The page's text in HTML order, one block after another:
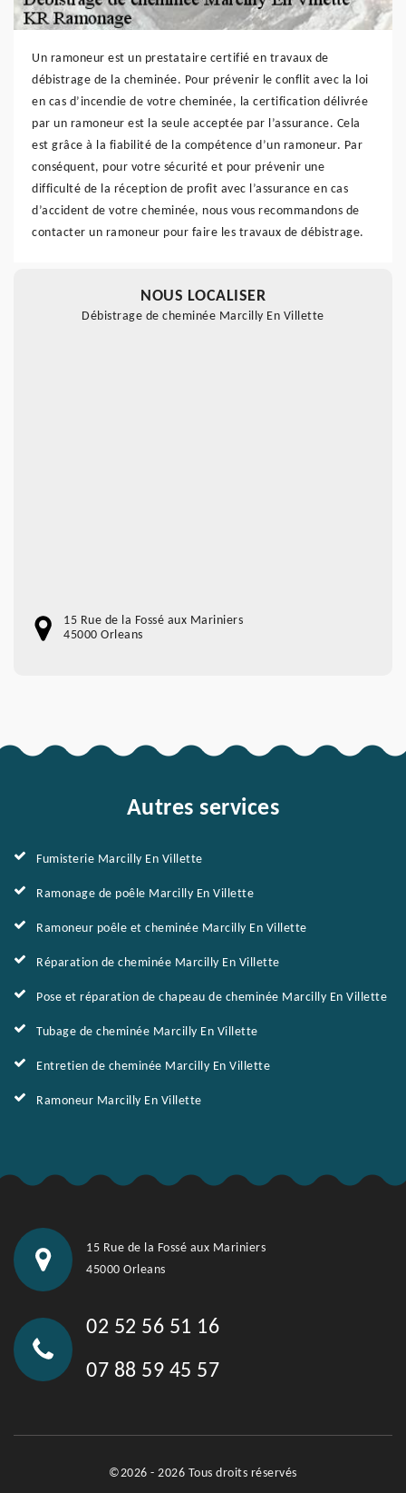
Un ramoneur est un prestataire certifié en travaux de
débistrage de la cheminée. Pour prévenir le conflit avec la loi
en cas d’incendie de votre cheminée, la certification délivrée
par un ramoneur est la seule acceptée par l’assurance. Cela
est grâce à la fiabilité de la compétence d’un ramoneur. Par
conséquent, pour votre sécurité et pour prévenir une
difficulté de la réception de profit avec l’assurance en cas
d’accident de votre cheminée, nous vous recommandons de
contacter un ramoneur pour faire les travaux de débistrage.
NOUS LOCALISER
Débistrage de cheminée Marcilly En Villette
15 Rue de la Fossé aux Mariniers
45000 Orleans
Autres services
Fumisterie Marcilly En Villette
Ramonage de poêle Marcilly En Villette
Ramoneur poêle et cheminée Marcilly En Villette
Réparation de cheminée Marcilly En Villette
Pose et réparation de chapeau de cheminée Marcilly En Villette
Tubage de cheminée Marcilly En Villette
Entretien de cheminée Marcilly En Villette
Ramoneur Marcilly En Villette
15 Rue de la Fossé aux Mariniers
45000 Orleans
02 52 56 51 16
07 88 59 45 57
©2026 - 2026 Tous droits réservés